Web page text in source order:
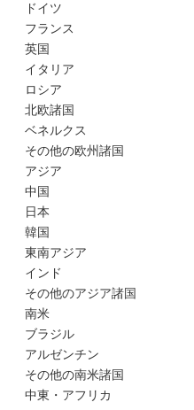
ドイツ
フランス
英国
イタリア
ロシア
北欧諸国
ベネルクス
その他の欧州諸国
アジア
中国
日本
韓国
東南アジア
インド
その他のアジア諸国
南米
ブラジル
アルゼンチン
その他の南米諸国
中東・アフリカ